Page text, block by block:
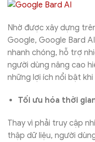
Nhờ được xây dựng
Google, Google Bard
nhanh chóng, hỗ trợ
người dùng nâng cao
những lợi ích nổi bật
Tối ưu hóa thời
Thay vì phải truy cập
thập dữ liệu, người